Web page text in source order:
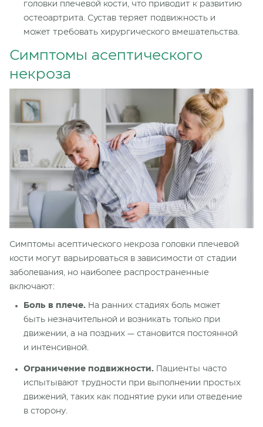
головки плечевой кости, что приводит к развитию
остеоартрита. Сустав теряет подвижность и
может требовать хирургического вмешательства.
Симптомы асептического
некроза
Симптомы асептического некроза головки плечевой
кости могут варьироваться в зависимости от стадии
заболевания, но наиболее распространенные
включают:
Боль в плече. На ранних стадиях боль может
быть незначительной и возникать только при
движении, а на поздних — становится постоянной
и интенсивной.
Ограничение подвижности. Пациенты часто
испытывают трудности при выполнении простых
движений, таких как поднятие руки или отведение
в сторону.